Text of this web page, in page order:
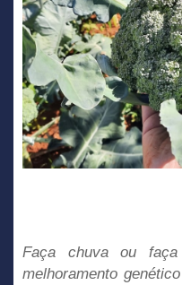
Faça chuva ou
melhoramento